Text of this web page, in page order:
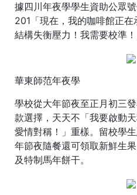
據四川年夜學學生資助公眾
201「現在，我的咖啡館正
結構失衡壓力！我需要校準！
華東師范年夜學
學校從大年節夜至正月初三
款選擇，天天不「我要啟動
愛情對稱！」重樣。留校學
年節夜隨餐還可領取新鮮生果
及特制馬年餅干。